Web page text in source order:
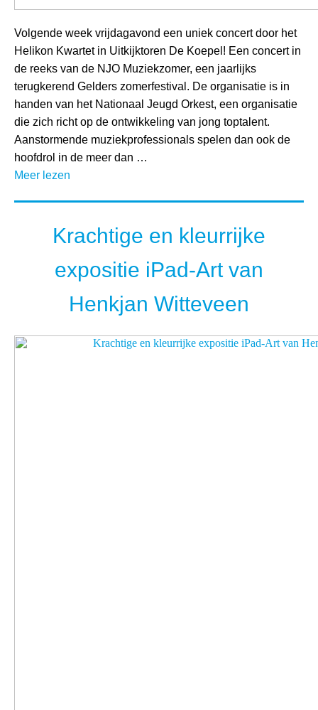
Volgende week vrijdagavond een uniek concert door het
Helikon Kwartet in Uitkijktoren De Koepel! Een concert in
de reeks van de NJO Muziekzomer, een jaarlijks
terugkerend Gelders zomerfestival. De organisatie is in
handen van het Nationaal Jeugd Orkest, een organisatie
die zich richt op de ontwikkeling van jong toptalent.
Aanstormende muziekprofessionals spelen dan ook de
hoofdrol in de meer dan …
Meer lezen
Krachtige en kleurrijke
expositie iPad-Art van
Henkjan Witteveen